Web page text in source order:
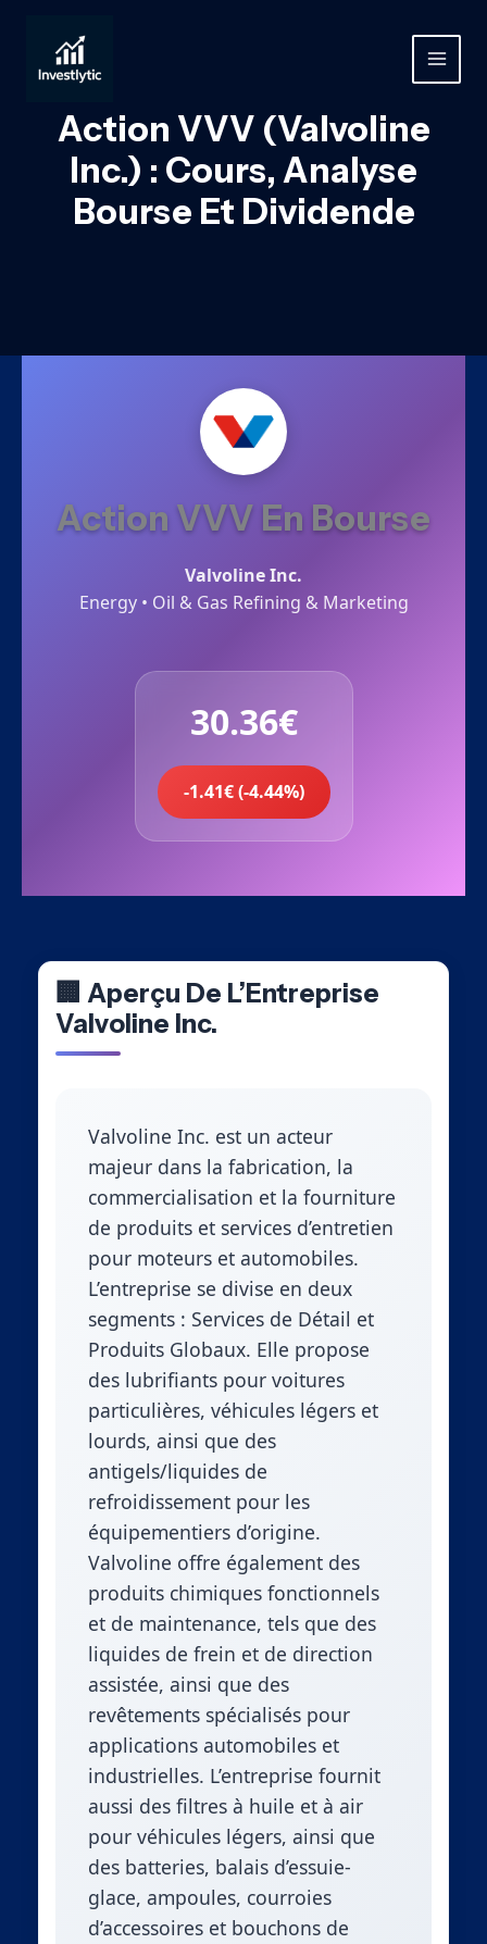
contenu
MAIN
Action VVV (Valvoline
Inc.) : Cours, Analyse
Bourse Et Dividende
Action VVV En Bourse
Valvoline Inc.
Energy • Oil & Gas Refining & Marketing
30.36€
-1.41€ (-4.44%)
🏢 Aperçu De L’Entreprise
Valvoline Inc.
Valvoline Inc. est un acteur
majeur dans la fabrication, la
commercialisation et la fourniture
de produits et services d’entretien
pour moteurs et automobiles.
L’entreprise se divise en deux
segments : Services de Détail et
Produits Globaux. Elle propose
des lubrifiants pour voitures
particulières, véhicules légers et
lourds, ainsi que des
antigels/liquides de
refroidissement pour les
équipementiers d’origine.
Valvoline offre également des
produits chimiques fonctionnels
et de maintenance, tels que des
liquides de frein et de direction
assistée, ainsi que des
revêtements spécialisés pour
applications automobiles et
industrielles. L’entreprise fournit
aussi des filtres à huile et à air
pour véhicules légers, ainsi que
des batteries, balais d’essuie-
glace, ampoules, courroies
d’accessoires et bouchons de